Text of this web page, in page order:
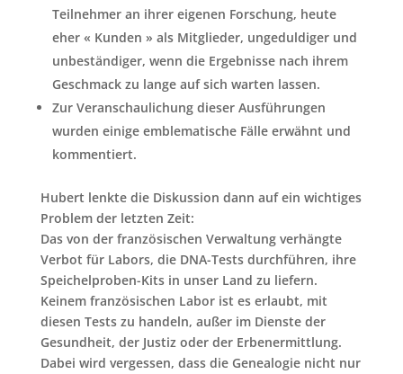
Teilnehmer an ihrer eigenen Forschung, heute
eher « Kunden » als Mitglieder, ungeduldiger und
unbeständiger, wenn die Ergebnisse nach ihrem
Geschmack zu lange auf sich warten lassen.
Zur Veranschaulichung dieser Ausführungen
wurden einige emblematische Fälle erwähnt und
kommentiert.
Hubert lenkte die Diskussion dann auf ein wichtiges
Problem der letzten Zeit:
Das von der französischen Verwaltung verhängte
Verbot für Labors, die DNA-Tests durchführen, ihre
Speichelproben-Kits in unser Land zu liefern.
Keinem französischen Labor ist es erlaubt, mit
diesen Tests zu handeln, außer im Dienste der
Gesundheit, der Justiz oder der Erbenermittlung.
Dabei wird vergessen, dass die Genealogie nicht nur